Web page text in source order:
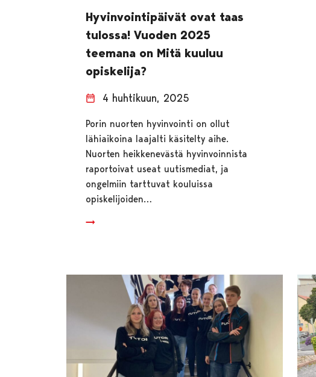
Hyvinvointipäivät ovat taas
tulossa! Vuoden 2025
teemana on Mitä kuuluu
opiskelija?
4 huhtikuun, 2025
Porin nuorten hyvinvointi on ollut
lähiaikoina laajalti käsitelty aihe.
Nuorten heikkenevästä hyvinvoinnista
raportoivat useat uutismediat, ja
ongelmiin tarttuvat kouluissa
opiskelijoiden…